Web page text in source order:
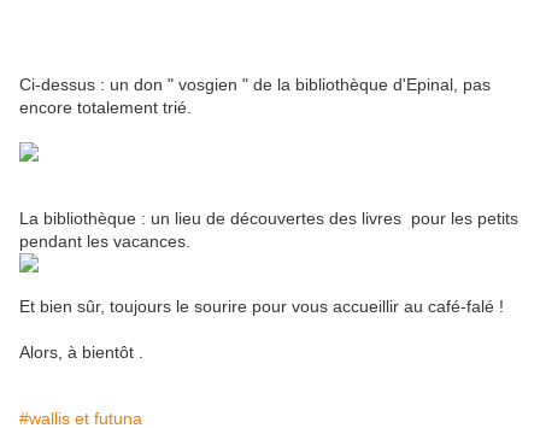
Ci-dessus : un don " vosgien " de la bibliothèque d'Epinal, pas
encore totalement trié.
La bibliothèque : un lieu de découvertes des livres pour les petits
pendant les vacances.
Et bien sûr, toujours le sourire pour vous accueillir au café-falé !
Alors, à bientôt .
#wallis et futuna